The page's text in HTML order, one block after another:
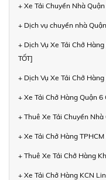
+ Xe Tải Chuyển Nhà
+ Dịch vụ chuyển nhà
+ Dịch Vụ Xe Tải Chở
TỐT]
+ Dịch Vụ Xe Tải Chở
+ Xe Tải Chở Hàng Quận 6
+ Thuê Xe Tải Chuyển
+ Xe Tải Chở Hàng
+ Thuê Xe Tải Chở Hàng
+ Xe Tải Chở Hàng KCN